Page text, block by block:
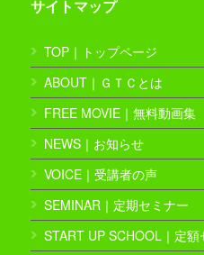
サイトマップ
TOP｜トップページ
ABOUT｜ＧＴＣとは
FREE MOVIE｜無料動画集
NEWS｜お知らせ
VOICE｜受講者の声
SEMINAR｜定期セミナー
START UP SCHOOL｜定額